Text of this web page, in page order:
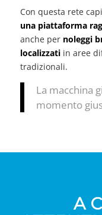
Con questa rete
una piattaforma
anche per noleggi
localizzatiin aree
tradizionali.
La macchina
momento
A